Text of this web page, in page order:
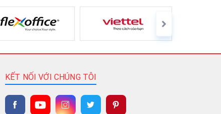
KẾT NỐI VỚI CHÚNG TÔI